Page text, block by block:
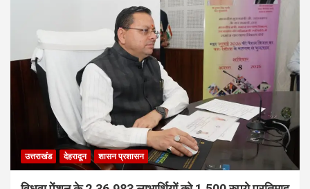
उत्तराखंड देहरादून शासन प्रशासन